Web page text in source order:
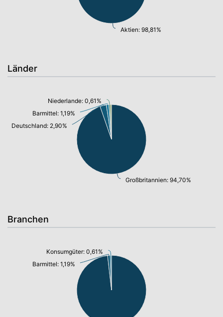
Aktien: 98,81%
Länder
Großbritannien: 94,70%
Deutschland: 2,90%
Barmittel: 1,19%
Niederlande: 0,61%
Branchen
Barmittel: 1,19%
Konsumgüter: 0,61%